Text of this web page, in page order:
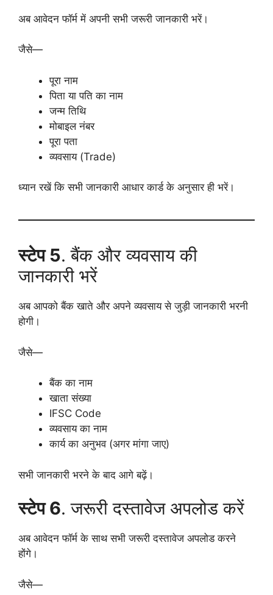
अब आवेदन फॉर्म में अपनी सभी जरूरी जानकारी भरें।
जैसे—
पूरा नाम
पिता या पति का नाम
जन्म तिथि
मोबाइल नंबर
पूरा पता
व्यवसाय (Trade)
ध्यान रखें कि सभी जानकारी आधार कार्ड के अनुसार ही भरें।
स्टेप 5. बैंक और व्यवसाय की
जानकारी भरें
अब आपको बैंक खाते और अपने व्यवसाय से जुड़ी जानकारी भरनी
होगी।
जैसे—
बैंक का नाम
खाता संख्या
IFSC Code
व्यवसाय का नाम
कार्य का अनुभव (अगर मांगा जाए)
सभी जानकारी भरने के बाद आगे बढ़ें।
स्टेप 6. जरूरी दस्तावेज अपलोड करें
अब आवेदन फॉर्म के साथ सभी जरूरी दस्तावेज अपलोड करने
होंगे।
जैसे—